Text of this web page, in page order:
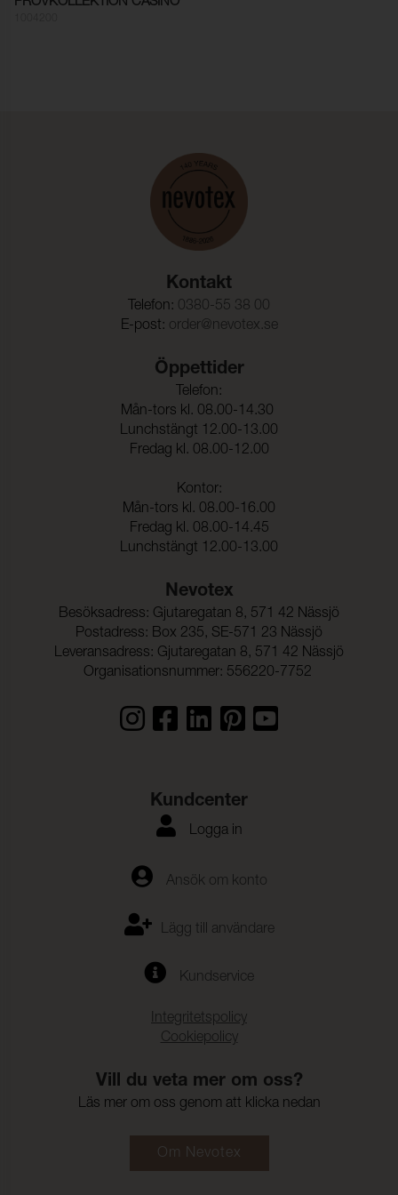
Ljusäkthet:
ISO 105-C10
4-5
Kontakt
Telefon: 0380-55 38 00
E-post: order@nevotex.se
Öppettider
Telefon:
Mån-tors kl. 08.00-14.30
Lunchstängt 12.00-13.00
Fredag kl. 08.00-12.00
Kontor:
Mån-tors kl. 08.00-16.00
Fredag kl. 08.00-14.45
Lunchstängt 12.00-13.00
Nevotex
Besöksadress: Gjutaregatan 8, 571 42 Nässjö
Postadress: Box 235, SE-571 23 Nässjö
Leveransadress: Gjutaregatan 8, 571 42 Nässjö
Organisationsnummer: 556220-7752
Kundcenter
Logga in
Ansök om konto
Lägg till användare
Kundservice
Integritetspolicy
Cookiepolicy
Vill du veta mer om oss?
Läs mer om oss genom att klicka nedan
Om Nevotex